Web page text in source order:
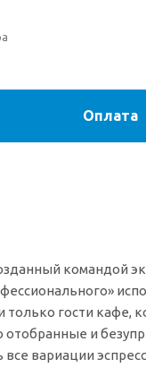
Оплата
командой
только гости кафе,
отобранные и
вариации